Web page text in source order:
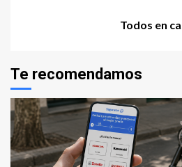
Todos en
Te recomendamos